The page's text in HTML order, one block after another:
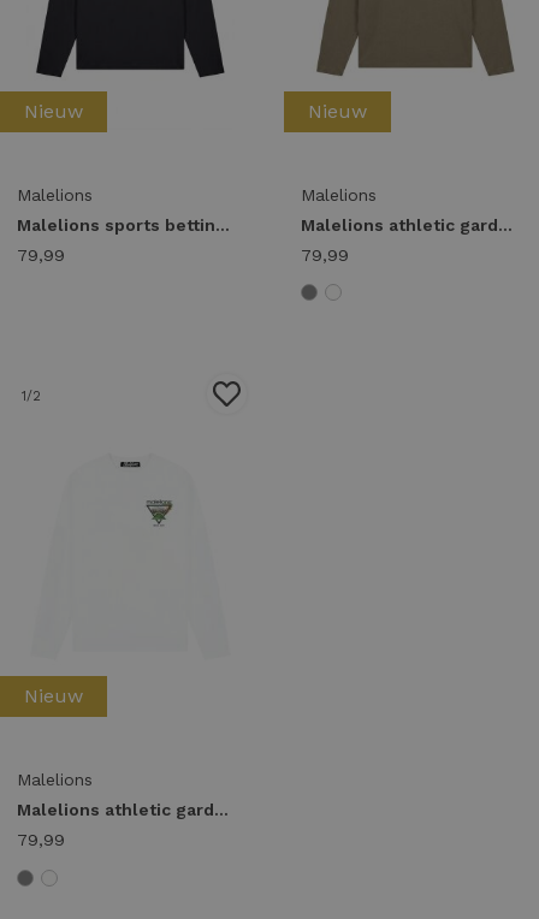
Nieuw
Malelions
Malelions sports betting longsleeve t-shirt mma50026025 Longsleeves 49001 black
79,99
Nieuw
Malelions
Malelions athletic garden longsleeve t-shirt mma50026046 Longsleeves 41015 stone grey
79,99
1/2
Nieuw
Malelions
Malelions athletic garden longsleeve t-shirt mma50026046 Longsleeves 40001 white
79,99